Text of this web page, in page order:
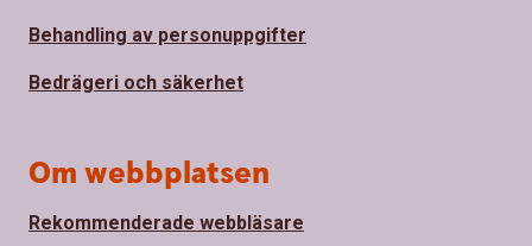
Behandling av personuppgifter
Bedrägeri och säkerhet
Om webbplatsen
Rekommenderade webbläsare